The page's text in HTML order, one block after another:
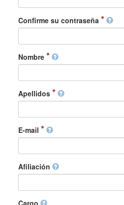
Confirme su contraseña
Nombre
Apellidos
E-mail
Afiliación
Cargo